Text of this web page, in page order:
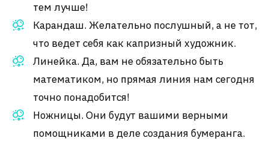
тем лучше!
Карандаш. Желательно послушный, а не тот,
что ведет себя как капризный художник.
Линейка. Да, вам не обязательно быть
математиком, но прямая линия нам сегодня
точно понадобится!
Ножницы. Они будут вашими верными
помощниками в деле создания бумеранга.